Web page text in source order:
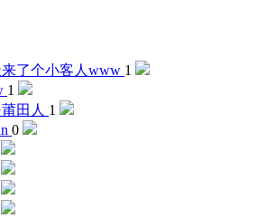
了个小客人 www 1
1
田人 1
0